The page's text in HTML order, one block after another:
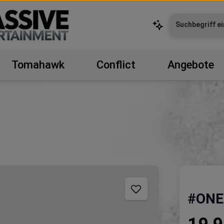
Tomahawk Conflict Angebote